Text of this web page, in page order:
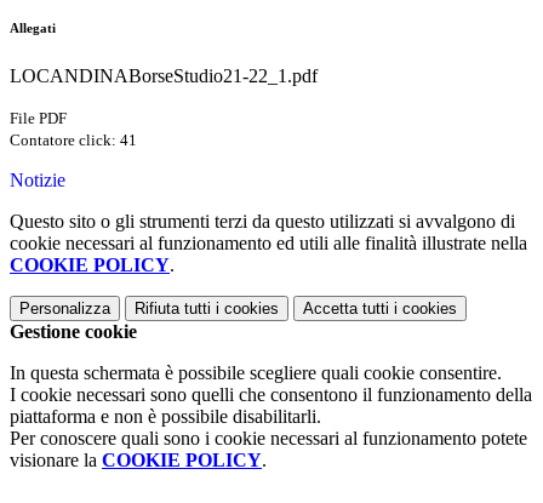
Allegati
LOCANDINABorseStudio21-22_1.pdf
File PDF
Contatore click: 41
Notizie
Questo sito o gli strumenti terzi da questo utilizzati si avvalgono di
cookie necessari al funzionamento ed utili alle finalità illustrate nella
COOKIE POLICY.
Personalizza Rifiuta tutti i cookies Accetta tutti i cookies
Gestione cookie
In questa schermata è possibile scegliere quali cookie consentire.
I cookie necessari sono quelli che consentono il funzionamento della
piattaforma e non è possibile disabilitarli.
Per conoscere quali sono i cookie necessari al funzionamento potete
visionare la COOKIE POLICY.